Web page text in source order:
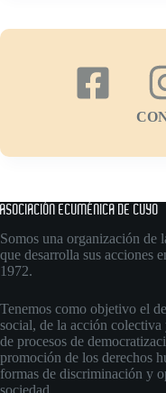
ASOCIACIÓN ECUMÉNICA DE CUYO
Somos una organización de
que desarrolla sus acciones
1972.
Tenemos como objetivo el
social, de la acción
de procesos de
promoción de los derechos
formas de discriminación y